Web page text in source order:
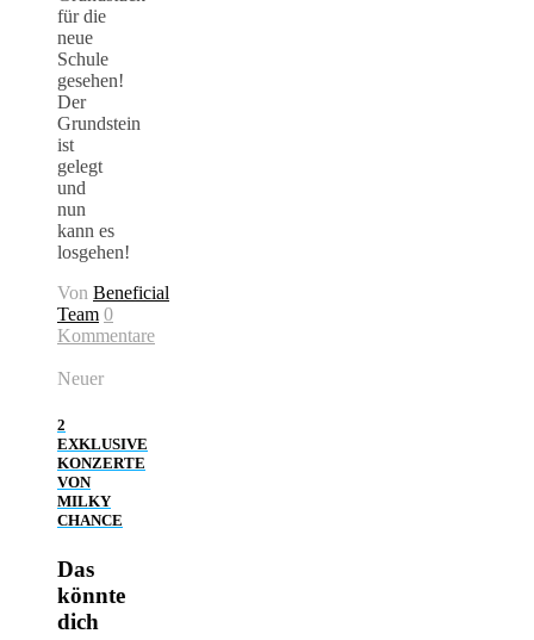
für die
neue
Schule
gesehen!
Der
Grundstein
ist
gelegt
und
nun
kann es
losgehen!
Von Beneficial
Team 0
Kommentare
Neuer
2
EXKLUSIVE
KONZERTE
VON
MILKY
CHANCE
Das
könnte
dich